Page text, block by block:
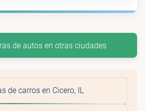
de autos en otras ciudades
de carros en Cicero, IL